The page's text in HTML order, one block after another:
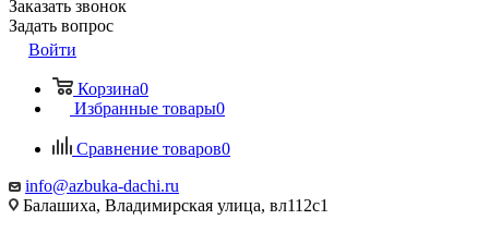
Заказать звонок
Задать вопрос
Войти
Корзина0
Избранные товары0
Сравнение товаров0
info@azbuka-dachi.ru
Балашиха, Владимирская улица, вл112с1